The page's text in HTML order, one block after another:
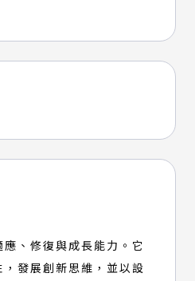
、修復與成長能力。它
發展創新思維，並以設